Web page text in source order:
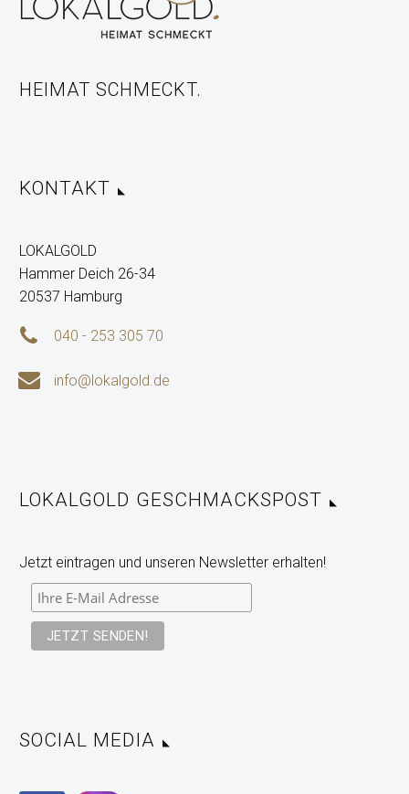
HEIMAT SCHMECKT.
KONTAKT
LOKALGOLD
Hammer Deich 26-34
20537 Hamburg

 040 - 253 305 70

 info@lokalgold.de
LOKALGOLD GESCHMACKSPOST
Jetzt eintragen und unseren Newsletter erhalten!
SOCIAL MEDIA